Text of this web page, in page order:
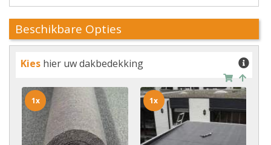
Beschikbare Opties
Kies hier uw dakbedekking
1x 1x